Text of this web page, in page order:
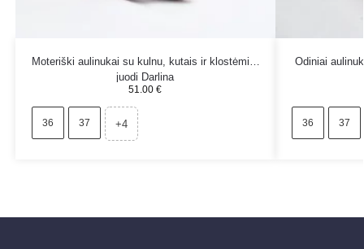
Moteriški aulinukai su kulnu, kutais ir klostėmis,
juodi Darlina
51.00€
36 37 +4
Odiniai
36 37